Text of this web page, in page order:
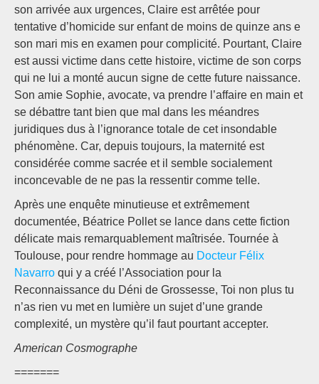
son arrivée aux urgences, Claire est arrêtée pour
tentative d’homicide sur enfant de moins de quinze ans e
son mari mis en examen pour complicité. Pourtant, Claire
est aussi victime dans cette histoire, victime de son corps
qui ne lui a monté aucun signe de cette future naissance.
Son amie Sophie, avocate, va prendre l’affaire en main et
se débattre tant bien que mal dans les méandres
juridiques dus à l’ignorance totale de cet insondable
phénomène. Car, depuis toujours, la maternité est
considérée comme sacrée et il semble socialement
inconcevable de ne pas la ressentir comme telle.
Après une enquête minutieuse et extrêmement
documentée, Béatrice Pollet se lance dans cette fiction
délicate mais remarquablement maîtrisée. Tournée à
Toulouse, pour rendre hommage au Docteur Félix
Navarro qui y a créé l’Association pour la
Reconnaissance du Déni de Grossesse, Toi non plus tu
n’as rien vu met en lumière un sujet d’une grande
complexité, un mystère qu’il faut pourtant accepter.
American Cosmographe
=======